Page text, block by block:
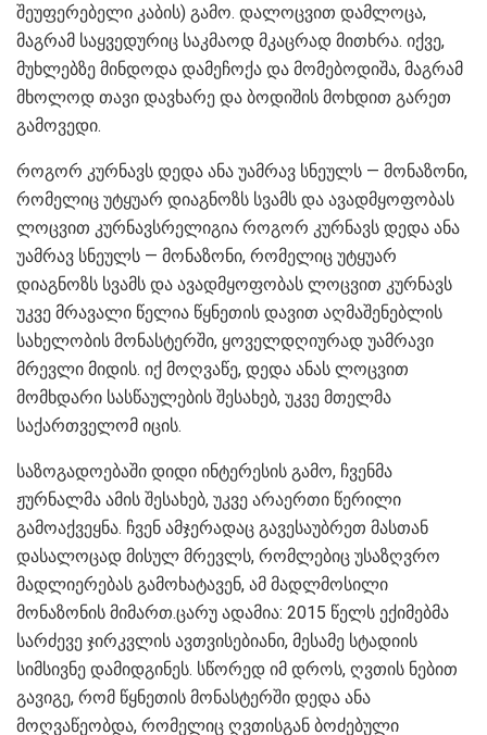
შეუფერებელი კაბის) გამო. დალოცვით დამლოცა,
მაგრამ საყვედურიც საკმაოდ მკაცრად მითხრა. იქვე,
მუხლებზე მინდოდა დამეჩოქა და მომებოდიშა, მაგრამ
მხოლოდ თავი დავხარე და ბოდიშის მოხდით გარეთ
გამოვედი.
როგორ კურნავს დედა ანა უამრავ სნეულს — მონაზონი,
რომელიც უტყუარ დიაგნოზს სვამს და ავადმყოფობას
ლოცვით კურნავსრელიგია როგორ კურნავს დედა ანა
უამრავ სნეულს — მონაზონი, რომელიც უტყუარ
დიაგნოზს სვამს და ავადმყოფობას ლოცვით კურნავს
უკვე მრავალი წელია წყნეთის დავით აღმაშენებლის
სახელობის მონასტერში, ყოველდღიურად უამრავი
მრევლი მიდის. იქ მოღვაწე, დედა ანას ლოცვით
მომხდარი სასწაულების შესახებ, უკვე მთელმა
საქართველომ იცის.
საზოგადოებაში დიდი ინტერესის გამო, ჩვენმა
ჟურნალმა ამის შესახებ, უკვე არაერთი წერილი
გამოაქვეყნა. ჩვენ ამჯერადაც გავესაუბრეთ მასთან
დასალოცად მისულ მრევლს, რომლებიც უსაზღვრო
მადლიერებას გამოხატავენ, ამ მადლმოსილი
მონაზონის მიმართ.ცარუ ადამია: 2015 წელს ექიმებმა
სარძევე ჯირკვლის ავთვისებიანი, მესამე სტადიის
სიმსივნე დამიდგინეს. სწორედ იმ დროს, ღვთის ნებით
გავიგე, რომ წყნეთის მონასტერში დედა ანა
მოღვაწეობდა, რომელიც ღვთისგან ბოძებული